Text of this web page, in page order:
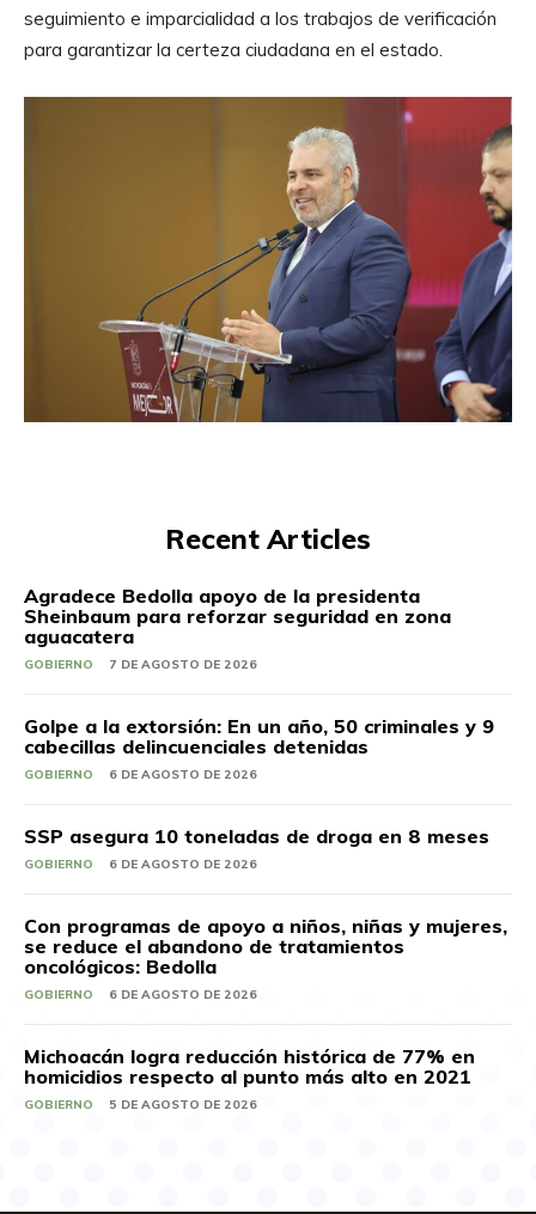
seguimiento e imparcialidad a los trabajos de verificación
para garantizar la certeza ciudadana en el estado.
Recent Articles
Agradece Bedolla apoyo de la presidenta
Sheinbaum para reforzar seguridad en zona
aguacatera
GOBIERNO 7 DE AGOSTO DE 2026
Golpe a la extorsión: En un año, 50 criminales y 9
cabecillas delincuenciales detenidas
GOBIERNO 6 DE AGOSTO DE 2026
SSP asegura 10 toneladas de droga en 8 meses
GOBIERNO 6 DE AGOSTO DE 2026
Con programas de apoyo a niños, niñas y mujeres,
se reduce el abandono de tratamientos
oncológicos: Bedolla
GOBIERNO 6 DE AGOSTO DE 2026
Michoacán logra reducción histórica de 77% en
homicidios respecto al punto más alto en 2021
GOBIERNO 5 DE AGOSTO DE 2026